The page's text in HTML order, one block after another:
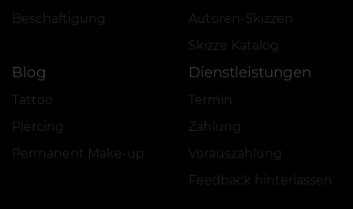
Beschäftigung
Autoren-Skizzen
Skizze Katalog
Blog
Tattoo
Piercing
Permanent Make-up
Dienstleistungen
Termin
Zahlung
Vorauszahlung
Feedback hinterlassen